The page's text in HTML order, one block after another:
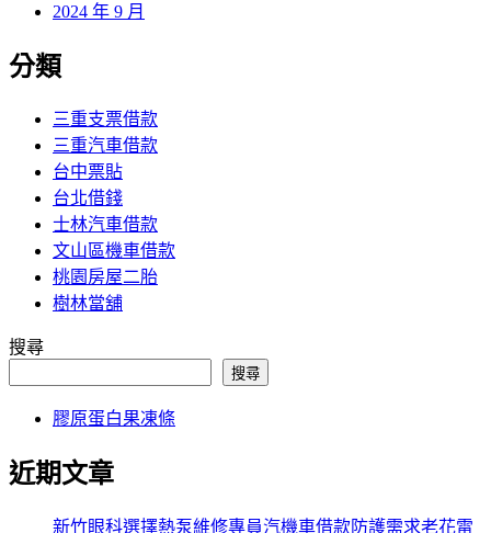
2024 年 9 月
分類
三重支票借款
三重汽車借款
台中票貼
台北借錢
士林汽車借款
文山區機車借款
桃園房屋二胎
樹林當舖
搜尋
搜尋
膠原蛋白果凍條
近期文章
新竹眼科選擇熱泵維修專員汽機車借款防護需求老花雷